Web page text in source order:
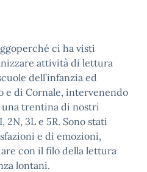
ci ha visti
attività di lettura
dell’infanzia ed
e di Cornale, intervenendo
trentina di nostri
2N, 3L e 5R. Sono stati
e di emozioni,
con il filo della lettura
lontani.